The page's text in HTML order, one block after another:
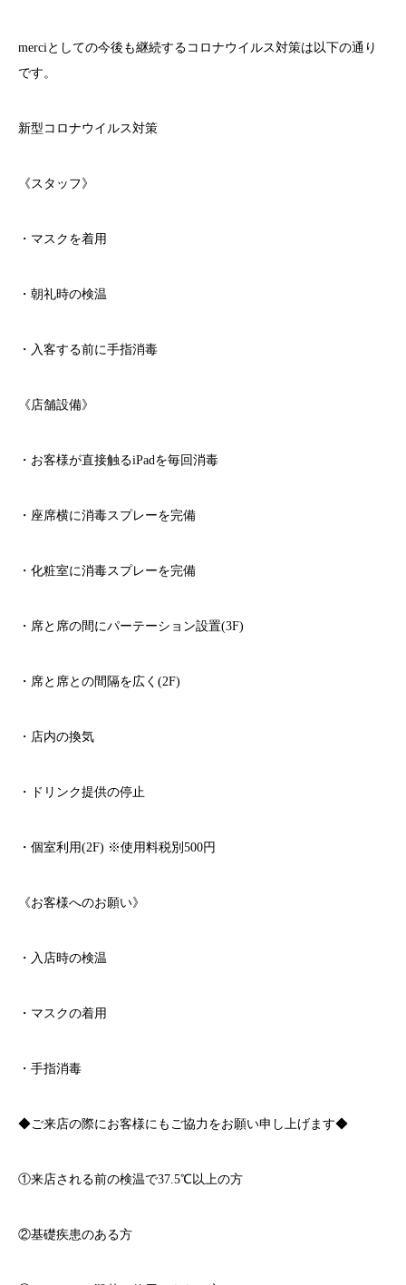
merciとしての今後も継続するコロナウイルス対策は以下の通り
です。
新型コロナウイルス対策
《スタッフ》
・マスクを着用
・朝礼時の検温
・入客する前に手指消毒
《店舗設備》
・お客様が直接触るiPadを毎回消毒
・座席横に消毒スプレーを完備
・化粧室に消毒スプレーを完備
・席と席の間にパーテーション設置(3F)
・席と席との間隔を広く (2F)
・店内の換気
・ドリンク提供の停止
・個室利用(2F) ※使用料税別 500円
《お客様へのお願い》
・入店時の検温
・マスクの着用
・手指消毒
◆ご来店の際にお客様にもご協力をお願い申し上げます◆
①来店される前の検温で37.5℃以上の方
②基礎疾患のある方